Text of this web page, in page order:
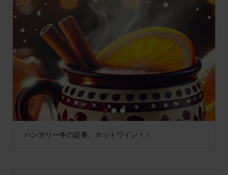
ハンガリー冬の定番、ホットワイン！！
1 2 3